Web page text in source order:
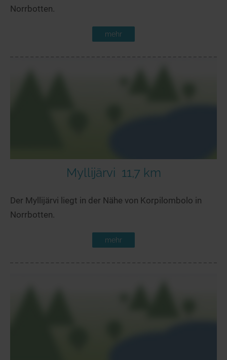
Norrbotten.
mehr
Myllijärvi 11,7 km
Der Myllijärvi liegt in der Nähe von Korpilombolo in
Norrbotten.
mehr